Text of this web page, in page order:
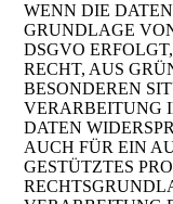
WENN DIE
GRUNDLAGE
DSGVO
RECHT, AUS
BESONDEREN
VERARBEITUNG
DATEN
AUCH FÜR EIN
GESTÜTZTES